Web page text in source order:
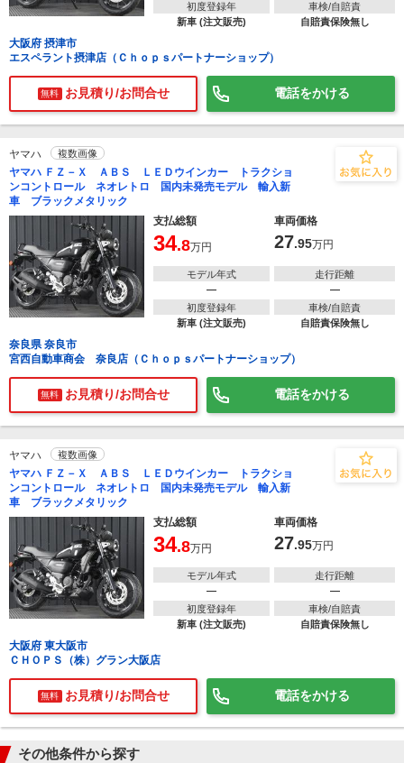
初度登録年
新車 (注文販売)
車検/自賠責
自賠責保険無し
大阪府 摂津市
エスペラント摂津店（Ｃｈｏｐｓパートナーショップ）
無料 お見積り/お問合せ 電話をかける
ヤマハ 複数画像
ヤマハ ＦＺ－Ｘ ＡＢＳ ＬＥＤウインカー トラクショ
ンコントロール ネオレトロ 国内未発売モデル 輸入新
車 ブラックメタリック
支払総額
車両価格
34.8万円 27.95万円
モデル年式
―
走行距離
―
初度登録年
新車 (注文販売)
車検/自賠責
自賠責保険無し
奈良県 奈良市
宮西自動車商会 奈良店（Ｃｈｏｐｓパートナーショップ）
無料 お見積り/お問合せ 電話をかける
ヤマハ 複数画像
ヤマハ ＦＺ－Ｘ ＡＢＳ ＬＥＤウインカー トラクショ
ンコントロール ネオレトロ 国内未発売モデル 輸入新
車 ブラックメタリック
支払総額
車両価格
34.8万円 27.95万円
モデル年式
―
走行距離
―
初度登録年
新車 (注文販売)
車検/自賠責
自賠責保険無し
大阪府 東大阪市
ＣＨＯＰＳ（株）グラン大阪店
無料 お見積り/お問合せ 電話をかける
その他条件から探す